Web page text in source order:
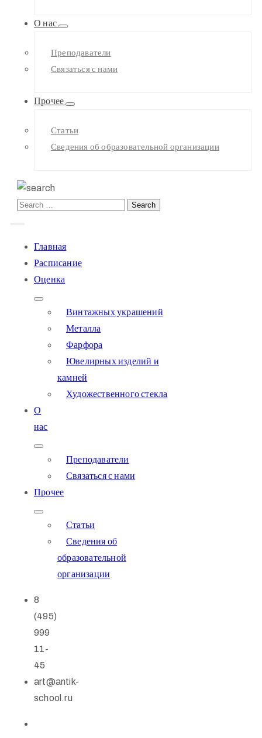
О нас
Преподаватели
Связаться с нами
Прочее
Статьи
Сведения об образовательной организации
Главная
Расписание
Оценка
Винтажных украшений
Металла
Фарфора
Ювелирных изделий и
камней
Художественного стекла
О
нас
Преподаватели
Связаться с нами
Прочее
Статьи
Сведения об
образовательной
организации
8
(495)
999
11-
45
art@antik-
school.ru